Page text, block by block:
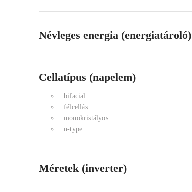
Névleges energia (energiatároló)
Cellatípus (napelem)
bifacial
félcellás
monokristályos
n-type
Méretek (inverter)